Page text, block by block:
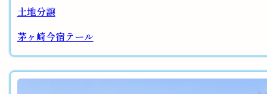
土地分譲
茅ヶ崎今宿テール